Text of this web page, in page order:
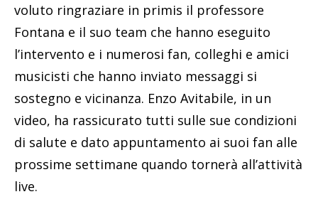
voluto ringraziare in primis il professore
Fontana e il suo team che hanno eseguito
l’intervento e i numerosi fan, colleghi e amici
musicisti che hanno inviato messaggi si
sostegno e vicinanza. Enzo Avitabile, in un
video, ha rassicurato tutti sulle sue condizioni
di salute e dato appuntamento ai suoi fan alle
prossime settimane quando tornerà all’attività
live.